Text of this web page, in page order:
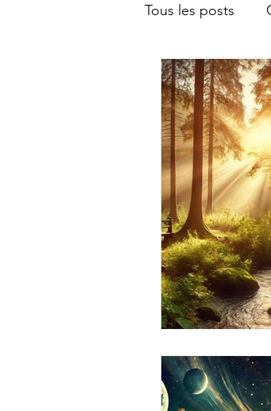
Tous les posts
Capacités
Prospérité
Trekking
Parcours
Divin / Dieu /